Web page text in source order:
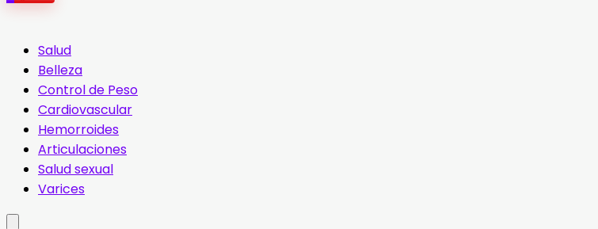
Salud
Belleza
Control de Peso
Cardiovascular
Hemorroides
Articulaciones
Salud sexual
Varices